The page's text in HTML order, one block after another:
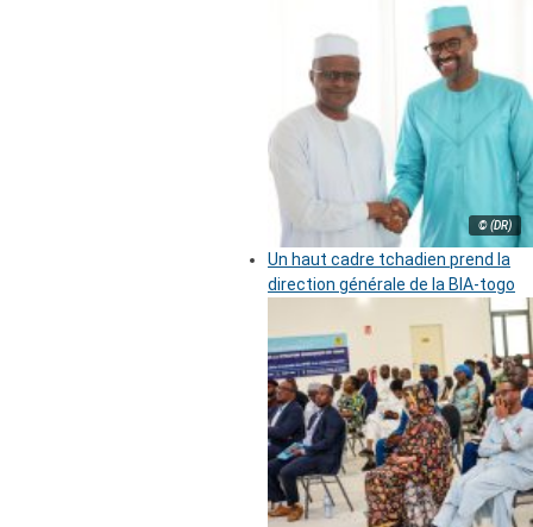
© (DR)
Un haut cadre tchadien prend la
direction générale de la BIA-togo